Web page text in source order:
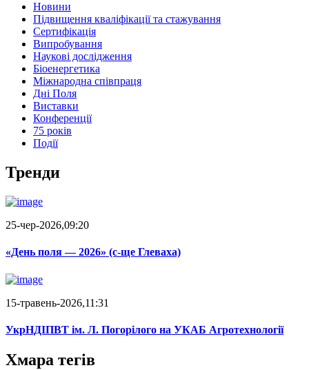
Новини
Підвищення кваліфікації та стажування
Сертифікація
Випробування
Наукові дослідження
Біоенергетика
Міжнародна співпраця
Дні Поля
Виставки
Конференції
75 років
Події
Тренди
25-чер-2026,09:20
«День поля — 2026» (c-ще Глеваха)
15-травень-2026,11:31
УкрНДІПВТ ім. Л. Погорілого на УКАБ Агротехнології
Хмара тегів